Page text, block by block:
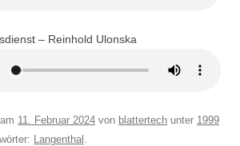
– Reinhold Ulonska
11. Februar 2024 von blattertech unter 1999
Langenthal